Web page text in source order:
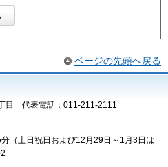
ページの先頭へ戻る
目 代表電話：011-211-2111
（土日祝日および12月29日～1月3日は